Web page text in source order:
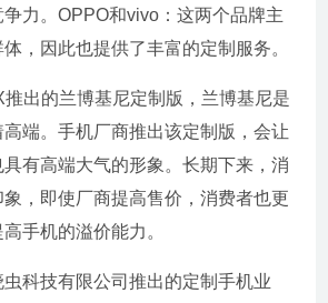
力。OPPO和vivo：这两个品牌主
，因此也提供了丰富的定制服务。
出的兰博基尼定制版，兰博基尼是
端。手机厂商推出该定制版，会让
有高端大气的形象。长期下来，消
，即使厂商提高售价，消费者也更
手机的溢价能力。
科技有限公司推出的定制手机业